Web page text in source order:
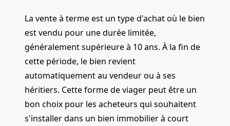
La vente à terme est un type d'achat où le bien
est vendu pour une durée limitée,
généralement supérieure à 10 ans. À la fin de
cette période, le bien revient
automatiquement au vendeur ou à ses
héritiers. Cette forme de viager peut être un
bon choix pour les acheteurs qui souhaitent
s'installer dans un bien immobilier à court